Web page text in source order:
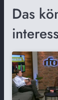
Das